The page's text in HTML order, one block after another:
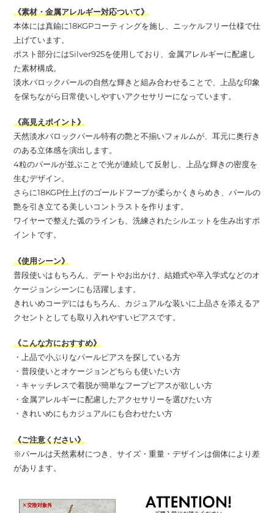
《素材・金属アレルギー対応ついて》
本体には真鍮に18KGPコーティングを施し、ニッケルフリー仕様で仕
上げています。
ポスト部分にはSilver925を使用しており、金属アレルギーに配慮し
た素材構成。
淡水バロックパールの自然な輝きと組み合わせることで、上品な印象
を保ちながら日常使いしやすいアクセサリーになっています。
《高見えポイント》
天然淡水バロックパール特有の艶と不揃いフォルムが、耳元に奥行き
のある立体感を演出します。
4粒のパールが並ぶことで光が連続して反射し、上品な輝きの密度を
生むデザイン。
さらに18KGP仕上げのゴールドフープが柔らかくきらめき、パールの
艶を引き立てる美しいコントラストを作ります。
ワイヤーで整えた弧のラインも、洗練されたシルエットを生み出すポ
イントです。
《使用シーン》
普段使いはもちろん、デートやお出かけ、結婚式や卒入学式などのオ
ケージョンシーンにも活躍します。
きれいめコーデにはもちろん、カジュアルな装いに上品さを添えるア
クセントとしても取り入れやすいピアスです。
《こんな方におすすめ》
・上品で小ぶりなパールピアスを探している方
・普段使いとオケージョンどちらも使いたい方
・キャッチレスで着脱が簡単なフープピアスが欲しい方
・金属アレルギーに配慮したアクセサリーを選びたい方
・きれいめにもカジュアルにも合わせたい方
《ご注意ください》
※パールは天然素材につき、サイズ・重量・デザインは個体により差
があります。